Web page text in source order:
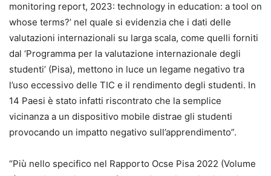
monitoring report, 2023: technology in education: a tool on
whose terms?’ nel quale si evidenzia che i dati delle
valutazioni internazionali su larga scala, come quelli forniti
dal ‘Programma per la valutazione internazionale degli
studenti’ (Pisa), mettono in luce un legame negativo tra
l’uso eccessivo delle TIC e il rendimento degli studenti. In
14 Paesi è stato infatti riscontrato che la semplice
vicinanza a un dispositivo mobile distrae gli studenti
provocando un impatto negativo sull’apprendimento”.
“Più nello specifico nel Rapporto Ocse Pisa 2022 (Volume